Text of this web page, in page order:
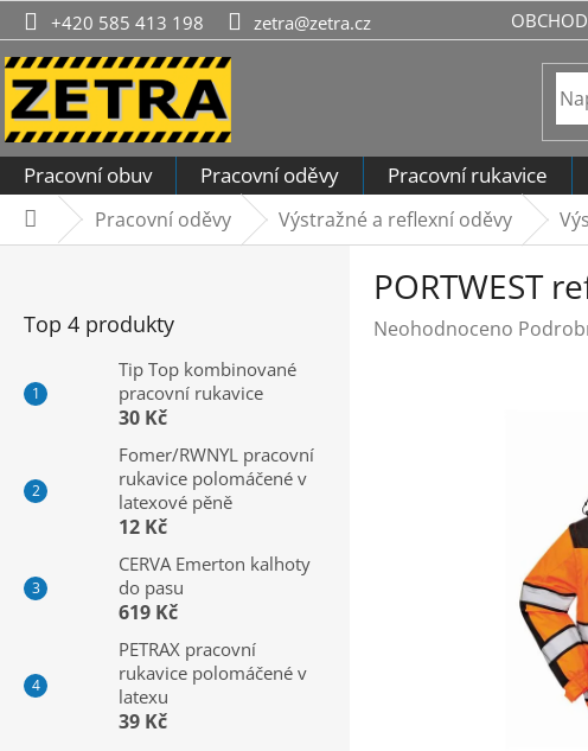
Přejít
na
obsah
+420 585 413 198 zetra@zetra.cz
Pracovní obuv Pracovní oděvy Pracovní rukavice
DomůPracovní oděvy Výstražné a reflexní oděvy
Top 4 produkty
Tip Top kombinované
pracovní rukavice
30 Kč
Fomer/RWNYL pracovní
rukavice polomáčené v
latexové pěně
12 Kč
CERVA Emerton kalhoty
do pasu
619 Kč
PETRAX pracovní
rukavice polomáčené v
latexu
39 Kč
PORTWEST
Průměrné
Neohodnoceno